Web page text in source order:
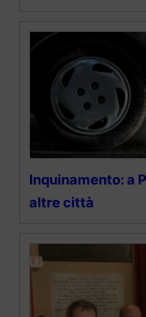
Inquinamento: a
altre città